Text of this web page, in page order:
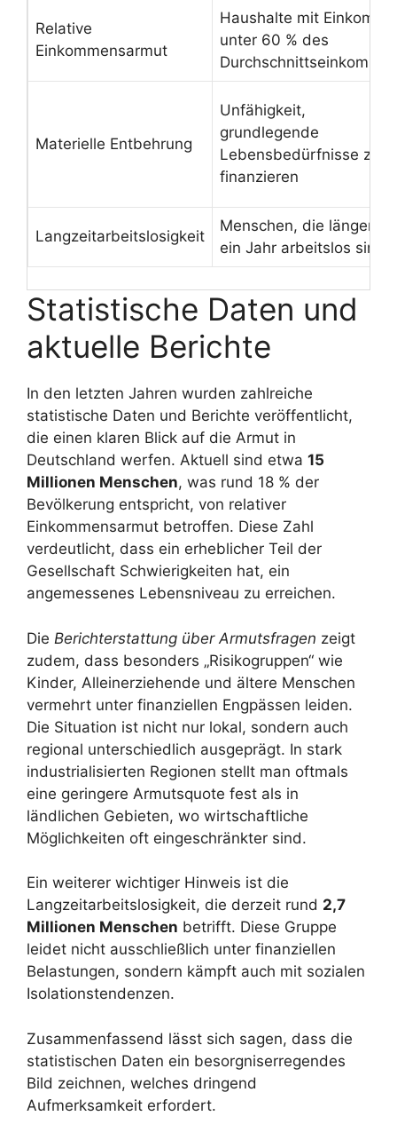
Relative
Einkommensarmut
Haushalte mit
unter 60 % des
Materielle Entbehrung
Unfähigkeit,
grundlegende
Lebensbedürfnisse zu
finanzieren
Langzeitarbeitslosigkeit
Menschen, die länger als
ein Jahr arbeitslos sind
Statistische Daten und
aktuelle Berichte
In den letzten Jahren wurden zahlreiche
statistische Daten und Berichte veröffentlicht,
die einen klaren Blick auf die Armut in
Deutschland werfen. Aktuell sind etwa 15
Millionen Menschen, was rund 18 % der
Bevölkerung entspricht, von relativer
Einkommensarmut betroffen. Diese Zahl
verdeutlicht, dass ein erheblicher Teil der
Gesellschaft Schwierigkeiten hat, ein
angemessenes Lebensniveau zu erreichen.
Die Berichterstattung über Armutsfragen zeigt
zudem, dass besonders „Risikogruppen“ wie
Kinder, Alleinerziehende und ältere Menschen
vermehrt unter finanziellen Engpässen leiden.
Die Situation ist nicht nur lokal, sondern auch
regional unterschiedlich ausgeprägt. In stark
industrialisierten Regionen stellt man oftmals
eine geringere Armutsquote fest als in
ländlichen Gebieten, wo wirtschaftliche
Möglichkeiten oft eingeschränkter sind.
Ein weiterer wichtiger Hinweis ist die
Langzeitarbeitslosigkeit, die derzeit rund 2,7
Millionen Menschen betrifft. Diese Gruppe
leidet nicht ausschließlich unter finanziellen
Belastungen, sondern kämpft auch mit sozialen
Isolationstendenzen.
Zusammenfassend lässt sich sagen, dass die
statistischen Daten ein besorgniserregendes
Bild zeichnen, welches dringend
Aufmerksamkeit erfordert.